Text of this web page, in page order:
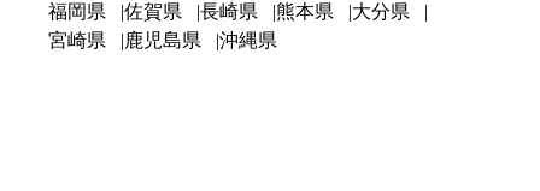
福岡県 佐賀県 長崎県 熊本県
大分県
宮崎県
鹿児島県 沖縄県